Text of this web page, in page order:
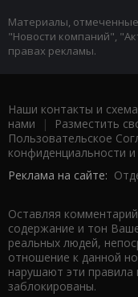
Материалы,
"Новости компаний",
правах рекламы.
Наши контакты и
нами | Разместить
Пользовательское
конфиденциальности
Реклама на сайте:
Оставляя
содержание и тон
реальных людей,
отношение к данной
нарушают эти правила
заблокированы.